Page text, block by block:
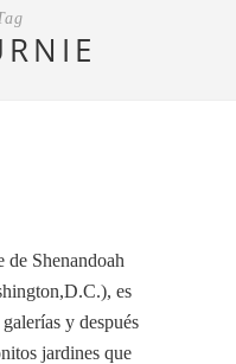
Shenandoah
es
y después
jardines que